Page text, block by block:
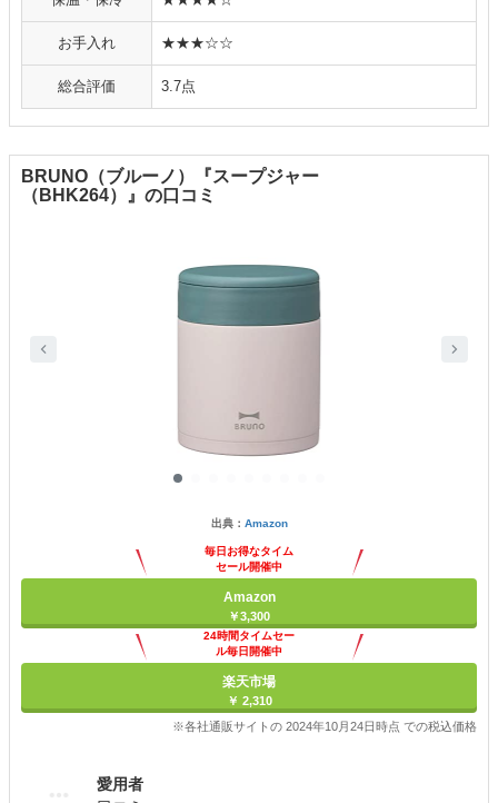
お手入れ ★★★☆☆
総合評価 3.7点
BRUNO（ブルーノ）『スープジャー
（BHK264）』の口コミ
出典： Amazon
毎日お得なタイム
セール開催中
Amazon
￥3,300
24時間タイムセー
ル毎日開催中
楽天市場
￥ 2,310
※各社通販サイトの 2024年10月24日時点 での税込価格
愛用者